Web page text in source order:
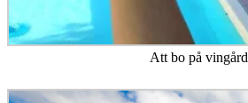
Att bo på vingård